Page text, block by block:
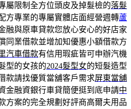
屬限制全方位頭皮及掉髮檢的落髮
方專業的專屬實體店面經營週轉蘆
融與原車貸款您放心安心的好店家
同業借款並增加知優惠小額借款方
汽車借款有信用瑕疵皆可申辦汽機
型的女孩的2024髮型女的短髮造型
款請找優質當舖客戶需求屏東當舖
金融資銀行車貸簡便挺到底申請中
方案的完全規劃好評商高爾夫用品